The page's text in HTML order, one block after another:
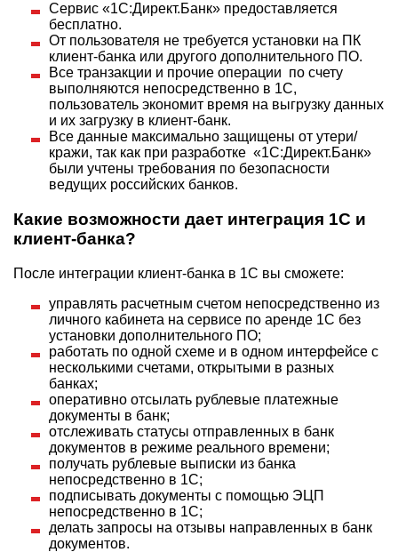
Сервис «1С:Директ.Банк» предоставляется
бесплатно.
От пользователя не требуется установки на ПК
клиент-банка или другого дополнительного ПО.
Все транзакции и прочие операции по счету
выполняются непосредственно в 1С,
пользователь экономит время на выгрузку данных
и их загрузку в клиент-банк.
Все данные максимально защищены от утери/
кражи, так как при разработке «1С:Директ.Банк»
были учтены требования по безопасности
ведущих российских банков.
Какие возможности дает интеграция 1С и
клиент-банка?
После интеграции клиент-банка в 1С вы сможете:
управлять расчетным счетом непосредственно из
личного кабинета на сервисе по аренде 1С без
установки дополнительного ПО;
работать по одной схеме и в одном интерфейсе с
несколькими счетами, открытыми в разных
банках;
оперативно отсылать рублевые платежные
документы в банк;
отслеживать статусы отправленных в банк
документов в режиме реального времени;
получать рублевые выписки из банка
непосредственно в 1С;
подписывать документы с помощью ЭЦП
непосредственно в 1С;
делать запросы на отзывы направленных в банк
документов.